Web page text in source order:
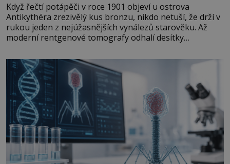
Když řečtí potápěči v roce 1901 objeví u ostrova
Antikythéra zrezivělý kus bronzu, nikdo netuší, že drží v
rukou jeden z nejúžasnějších vynálezů starověku. Až
moderní rentgenové tomografy odhalí desítky
Antikythéry je dnes považován za nejstarší známý
analogový počítač na světě. Přesto ani po více než sto
letech výzkumu